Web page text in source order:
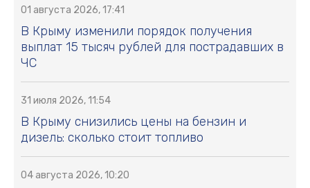
01 августа 2026, 17:41
В Крыму изменили порядок получения
выплат 15 тысяч рублей для пострадавших в
ЧС
31 июля 2026, 11:54
В Крыму снизились цены на бензин и
дизель: сколько стоит топливо
04 августа 2026, 10:20